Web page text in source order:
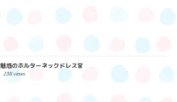
魅惑のホルターネックドレス👗
238 views